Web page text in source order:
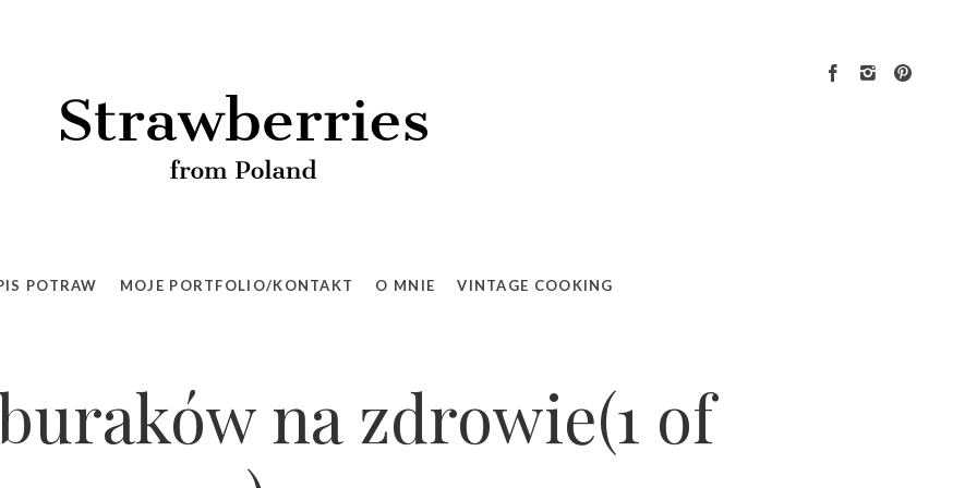
POTRAW MOJE PORTFOLIO/KONTAKT O MNIE VINTAGE COOKING
na zdrowie(1 of